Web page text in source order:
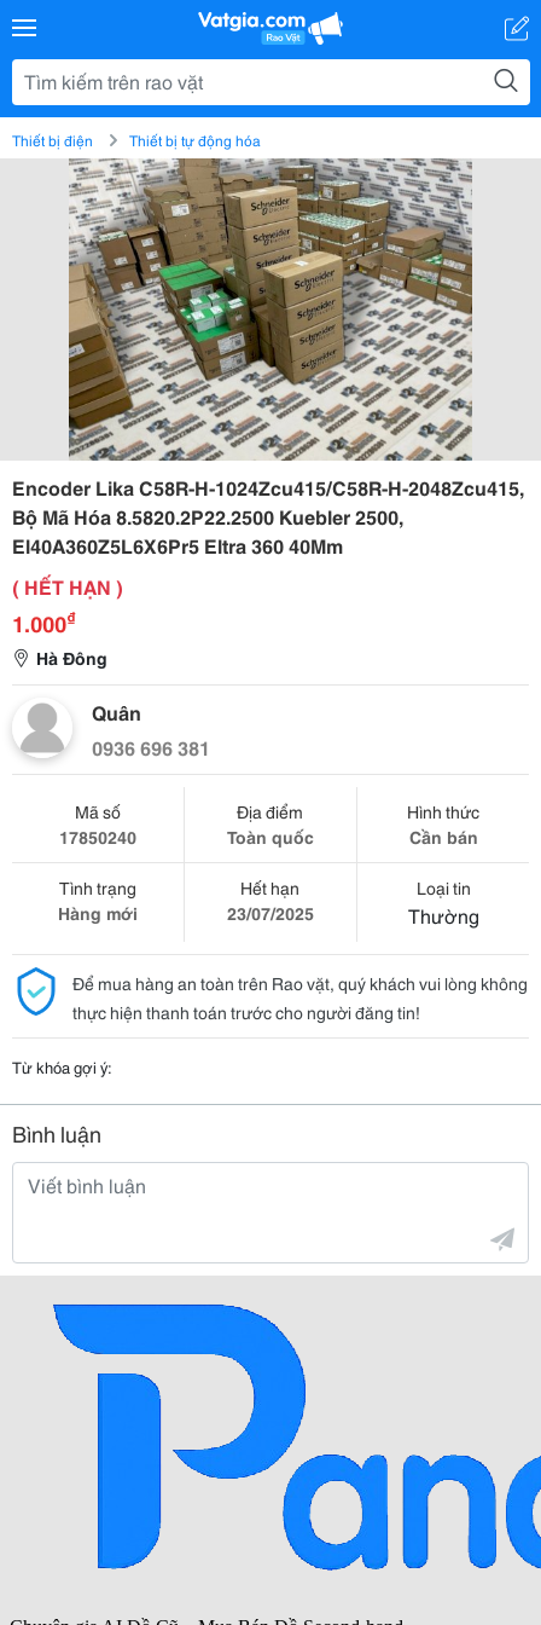
Thiết bị điện Thiết bị tự động hóa
Encoder Lika C58R-H-1024Zcu415/C58R-H-2048Zcu415,
Bộ Mã Hóa 8.5820.2P22.2500 Kuebler 2500,
El40A360Z5L6X6Pr5 Eltra 360 40Mm
( HẾT HẠN )
1.000₫
Hà Đông
Quân
0936 696 381
Mã số
17850240
Địa điểm
Toàn quốc
Hình thức
Cần bán
Tình trạng
Hàng mới
Hết hạn
23/07/2025
Loại tin
Thường
Để mua hàng an toàn trên Rao vặt, quý khách vui lòng không
thực hiện thanh toán trước cho người đăng tin!
Từ khóa gợi ý:
Bình luận